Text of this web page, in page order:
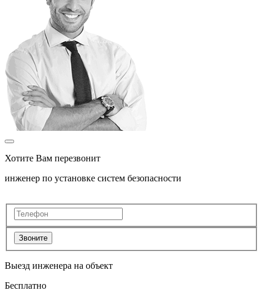
Хотите Вам перезвонит
инженер по установке систем безопасности
Звоните
Выезд инженера на объект
Бесплатно